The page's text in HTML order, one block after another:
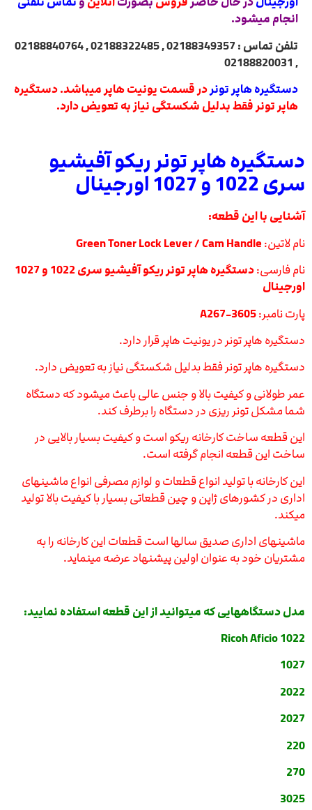
انجام میشود.
تلفن تماس : 02188349357 , 02188322485 , 02188840764
, 02188820031
دستگیره هاپر تونردر قسمت یونیت هاپر میباشد.دستگیره
هاپر تونر فقط بدلیل شکستگی نیاز به تعویض دارد.
دستگیره هاپر تونر ریکو آفیشیو
سری 1022 و 1027 اورجینال
آشنایی با این قطعه:
نام لاتین:Green Toner Lock Lever / Cam Handle
نام فارسی:
دستگیره هاپر تونر ریکو آفیشیو سری 1022 و 1027
اورجینال
پارت نامبر:
دستگیره هاپر تونر در یونیت هاپر قرار دارد.
دستگیره هاپر تونر فقط بدلیل شکستگی نیاز به تعویض دارد.
عمر طولانی و کیفیت بالا و جنس عالی باعث میشود که دستگاه
شما مشکل تونر ریزی در دستگاه را برطرف کند.
این قطعه ساخت کارخانه ریکو است و کیفیت بسیار بالایی در
ساخت این قطعه انجام گرفته است.
این کارخانه با تولید انواع قطعات و لوازم مصرفی انواع ماشینهای
اداری در کشورهای ژاپن و چین قطعاتی بسیار با کیفیت بالا تولید
میکند.
ماشینهای اداری صدیق سالها است قطعات این کارخانه را به
مشتریان خود به عنوان اولین پیشنهاد عرضه مینماید.
مدل دستگاههایی که میتوانید از این قطعه استفاده نمایید:
Ricoh Aficio 1022
1027
2022
2027
220
270
3025